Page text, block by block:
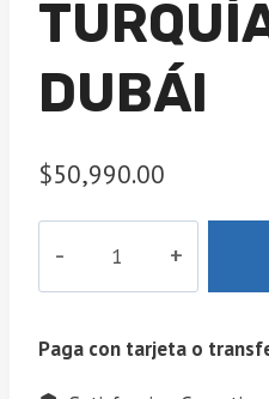
DUBÁI
$50,990.00
Dubái
Paga con tarjeta o